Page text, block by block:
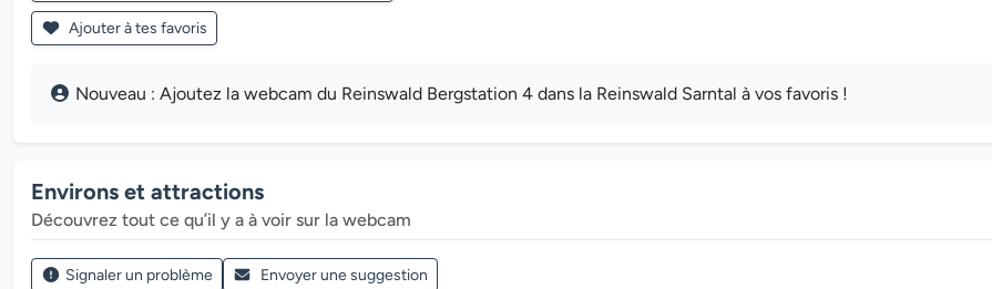
Ajouter à tes favoris
Nouveau : Ajoutez la webcam du Reinswald Bergstation 4 dans la Reinswald Sarntal à vos favoris !
Environs et attractions
Découvrez tout ce qu’il y a à voir sur la webcam
Signaler un problème Envoyer une suggestion